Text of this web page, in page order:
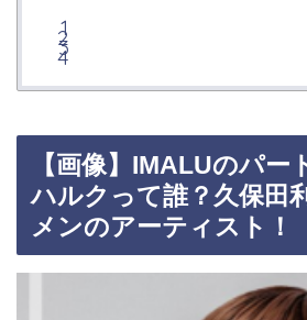
【画像】IMALUのパー
ハルクって誰？久保田
メンのアーティスト！